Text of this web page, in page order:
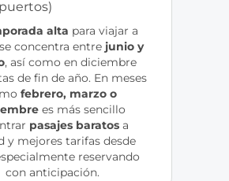
alta para viajar a
concentra entre junio y
, así como en diciembre
de fin de año. En meses
febrero, marzo o
es más sencillo
pasajes baratos a
y mejores tarifas desde
reservando
con anticipación.